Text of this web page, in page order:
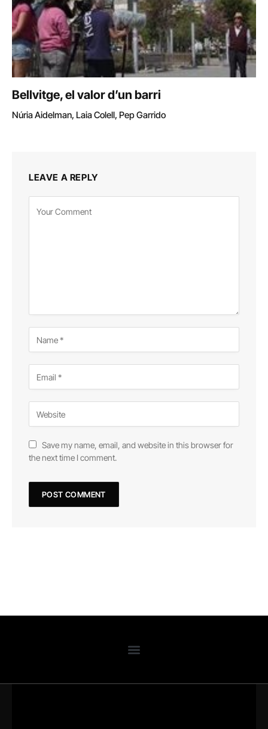
Bellvitge, el valor d’un barri
Núria Aidelman, Laia Colell, Pep Garrido
LEAVE A REPLY
Save my name, email, and website in this browser for
the next time I comment.